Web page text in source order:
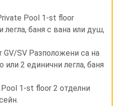
Pool 1-st floor
баня с вана или душ,
GV/SV Разположени са на
2 единични легла, баня
1-st floor 2 отделни